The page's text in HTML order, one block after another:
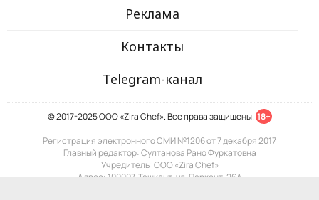
Реклама
Контакты
Telegram-канал
© 2017-2025 ООО «Zira Chef». Все права защищены. 18+
Регистрация электронного СМИ №1206 от 7 декабря 2017
Главный редактор: Султанова Рано Фуркатовна
Учредитель: ООО «Zira Chef»
Адрес: 100007, Ташкент, ул. Паркент, 26А